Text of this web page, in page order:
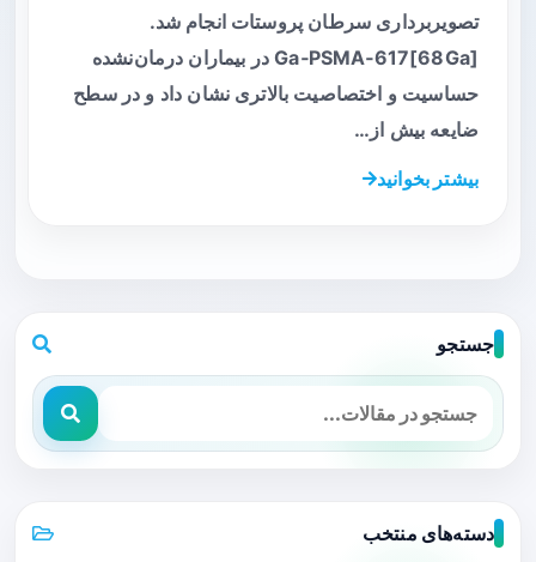
تصویربرداری سرطان پروستات انجام شد.
[68Ga]Ga‑PSMA‑617 در بیماران درمان‌نشده
حساسیت و اختصاصیت بالاتری نشان داد و در سطح
ضایعه بیش از…
بیشتر بخوانید
جستجو
دسته‌های منتخب